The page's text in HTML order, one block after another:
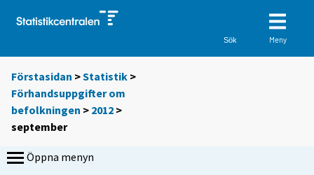
Sök Meny
Förstasidan >Statistik >
Förhandsuppgifter om
befolkningen > 2012 >
september
Öppna menyn